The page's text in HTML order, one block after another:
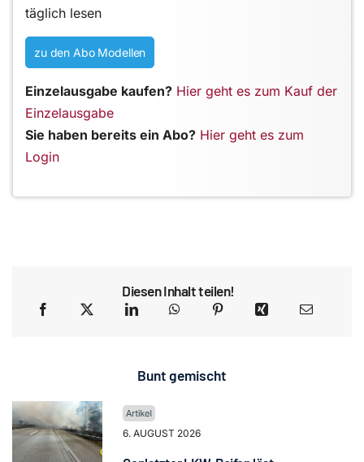
täglich lesen
zu den Abo Modellen
Einzelausgabe kaufen? Hier geht es zum Kauf der
Einzelausgabe
Sie haben bereits ein Abo? Hier geht es zum
Login
Diesen Inhalt teilen!
Bunt gemischt
6. AUGUST 2026